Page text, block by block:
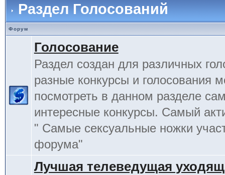
Раздел Голосований
Форум
Голосование
Раздел создан для различных
разные конкурсы и голосования
посмотреть в данном разделе
интересные конкурсы. Самый
" Самые сексуальные ножки
форума"
Лучшая телеведущая